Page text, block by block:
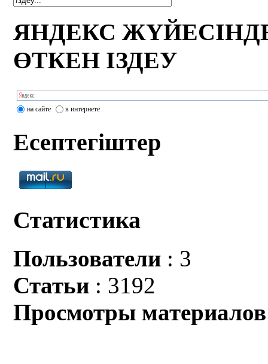
ЯНДЕКС
ӨТКЕН ІЗДЕУ
на сайте в интернете
Есептегіштер
Статистика
Пользователи : 3
Статьи : 3192
Просмотры материалов